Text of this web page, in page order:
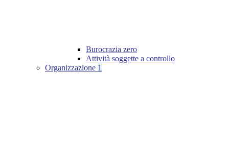
Burocrazia zero
Attività soggette a controllo
Organizzazione 1